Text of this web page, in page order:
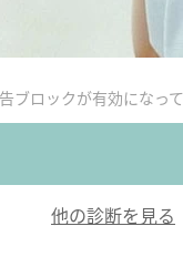
ブロックが有効になっ
他の診断を見る